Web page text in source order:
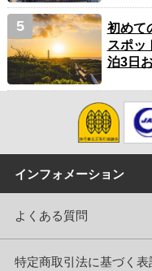
初めて
スポッ
泊3日
インフォメーション
よくある質問
特定商取引法に基づく表